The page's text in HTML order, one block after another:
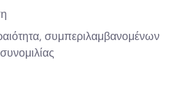
συμπεριλαμβανομένων